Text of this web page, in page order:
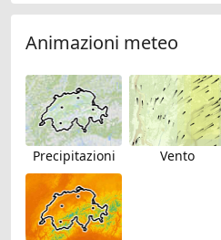
Animazioni meteo
Precipitazioni Vento